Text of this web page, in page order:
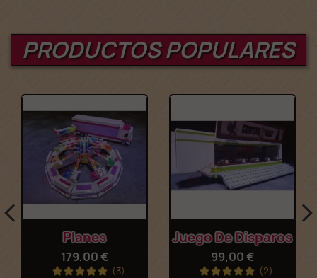
PRODUCTOS POPULARES
Planes
179,00 €
(3)
Juego De Disparos
99,00 €
(2)